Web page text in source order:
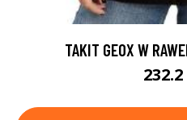
TAKIT GEOX W